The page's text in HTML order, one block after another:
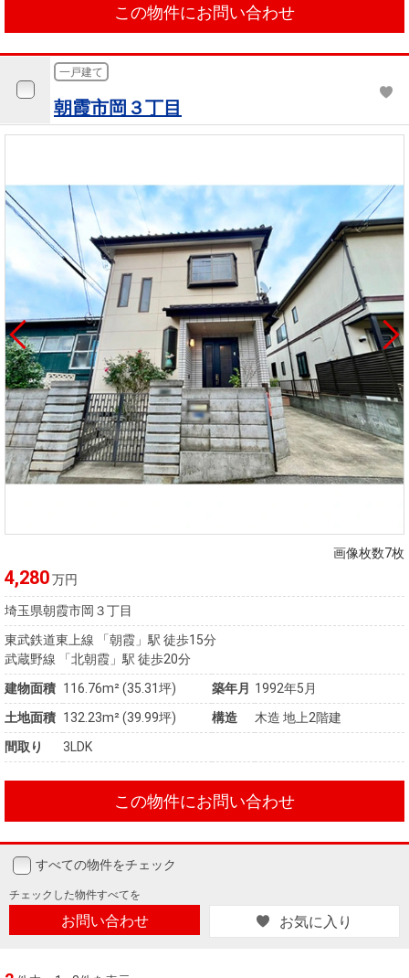
この物件にお問い合わせ
一戸建て
朝霞市岡３丁目
画像枚数7枚
4,280万円
埼玉県朝霞市岡３丁目
東武鉄道東上線 「朝霞」駅 徒歩15分
武蔵野線 「北朝霞」駅 徒歩20分
建物面積 116.76m² (35.31坪) 築年月
1992年5月
土地面積 132.23m² (39.99坪) 構造
木造 地上2階建
間取り
3LDK
この物件にお問い合わせ
すべての物件をチェック
チェックした物件すべてを
お問い合わせ お気に入り